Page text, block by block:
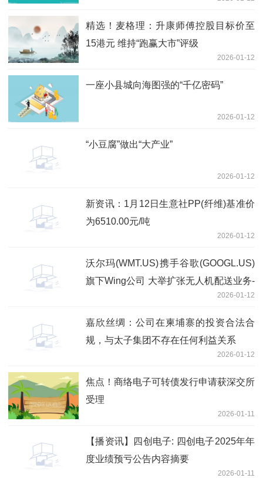
精选！麦格理：升康师傅控股目标价至
15港元 维持“跑赢大市”评级
2026-01-12
一座小县城向海图强的“千亿密码”
2026-01-12
“小豆腐”做出“大产业”
2026-01-12
新资讯：1月12日生意社PP(纤维)基准价
为6510.00元/吨
2026-01-12
沃尔玛(WMT.US)携手谷歌(GOOGL.US)
旗下Wing公司 大举扩张无人机配送业务-
2026-01-12
嘉欣丝绸：公司在柬埔寨的投资合法合
规，与太子集团不存在任何利益关系
2026-01-12
焦点！商络电子可转债发行申请获深交所
受理
2026-01-11
【播资讯】四创电子: 四创电子2025年年
度业绩预亏公告内容摘要
2026-01-11